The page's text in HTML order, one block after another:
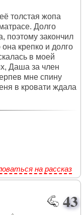
толстая жопа
Долго
поэтому закончил
крепко и долго
в моей
Даша за член
мне спину
в кровати ждала
на рассказ
43